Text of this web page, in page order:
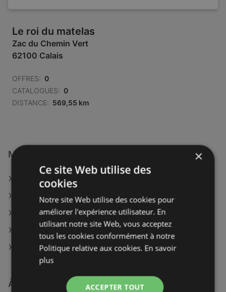
Le roi du matelas
Zac du Chemin Vert
62100 Calais
OFFRES: 0
CATALOGUES: 0
DISTANCE: 569,55 km
Magasins Le roi du matelas à :
Le roi du matelas à Tours
Le roi du matelas à Mulhouse
Le roi du matelas à Strasbourg
Le roi du matelas à Abbeville
Le roi du matelas à Cambrai
À découvrir aussi
×
Ce site Web utilise des
cookies
Notre site Web utilise des cookies pour
améliorer l'expérience utilisateur. En
utilisant notre site Web, vous acceptez
tous les cookies conformément à notre
Politique relative aux cookies. En savoir
plus
ACCEPTER TOUT